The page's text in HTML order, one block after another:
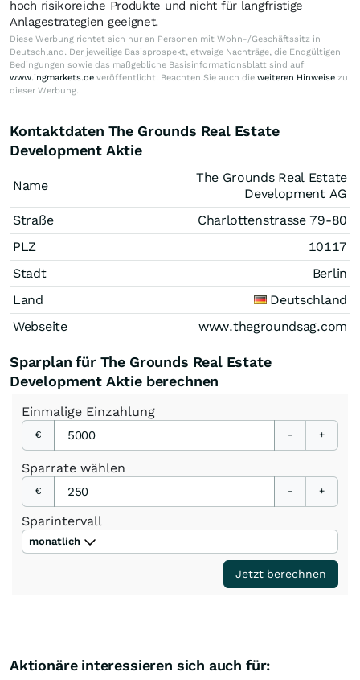
hoch risikoreiche Produkte und nicht für langfristige
Anlagestrategien geeignet.
Diese Werbung richtet sich nur an Personen mit Wohn-/Geschäftssitz in
Deutschland. Der jeweilige Basisprospekt, etwaige Nachträge, die Endgültigen
Bedingungen sowie das maßgebliche Basisinformationsblatt sind auf
www.ingmarkets.de veröffentlicht. Beachten Sie auch die weiteren Hinweise zu
dieser Werbung.
Kontaktdaten The Grounds Real Estate
Development Aktie
Name
The Grounds Real Estate
Development AG
Straße
Charlottenstrasse 79-80
PLZ
10117
Stadt
Berlin
Land
Deutschland
Webseite
www.thegroundsag.com
Sparplan für The Grounds Real Estate
Development Aktie berechnen
Einmalige Einzahlung
€ - +
Sparrate wählen
€ - +
Sparintervall
monatlich
Jetzt berechnen
Aktionäre interessieren sich auch für: